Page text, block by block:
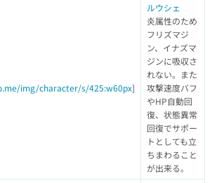
img/character/s/425:w60px]
ルウシェ
炎属性のため
フリズマジ
ン、イナズマ
ジンに吸収さ
れない。また
攻撃速度バフ
やHP自動回
復、状態異常
回復でサポー
トとしても立
ちまわること
が出来る。